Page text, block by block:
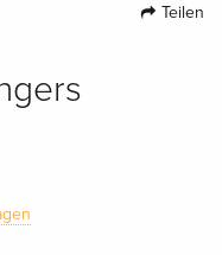
Teilen